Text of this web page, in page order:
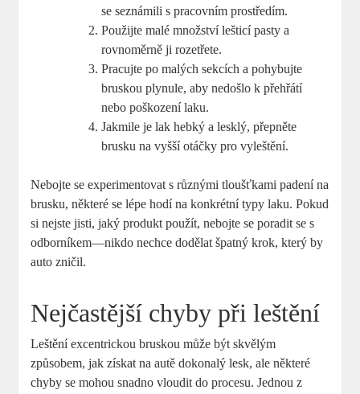
se seznámili s pracovním prostředím.
Použijte malé množství lešticí pasty a
rovnoměrně ji rozetřete.
Pracujte po malých sekcích a pohybujte
bruskou plynule, aby nedošlo k přehřátí
nebo poškození laku.
Jakmile je lak hebký a lesklý, přepněte
brusku na vyšší otáčky pro vyleštění.
Nebojte se experimentovat s různými tloušťkami padení na
brusku, některé se lépe hodí na konkrétní typy laku. Pokud
si nejste jisti, jaký produkt použít, nebojte se poradit se s
odborníkem—nikdo nechce dodělat špatný krok, který by
auto zničil.
Nejčastější chyby při leštění
Leštění excentrickou bruskou může být skvělým
způsobem, jak získat na autě dokonalý lesk, ale některé
chyby se mohou snadno vloudit do procesu. Jednou z